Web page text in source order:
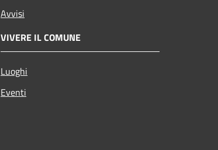
Avvisi
VIVERE IL COMUNE
Luoghi
Eventi